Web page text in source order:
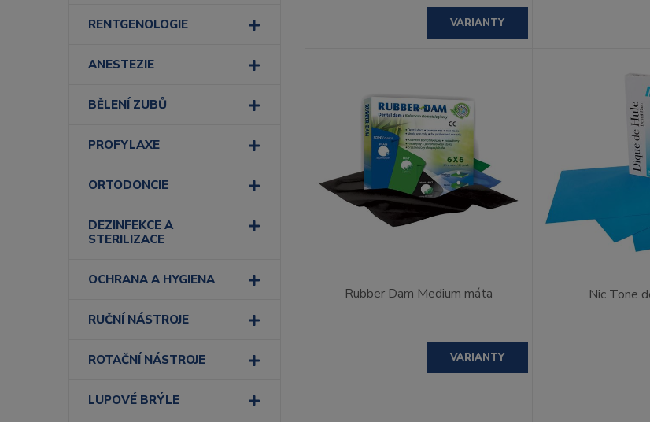
RENTGENOLOGIE
ANESTEZIE
BĚLENÍ ZUBŮ
PROFYLAXE
ORTODONCIE
DEZINFEKCE A
STERILIZACE
OCHRANA A HYGIENA
RUČNÍ NÁSTROJE
ROTAČNÍ NÁSTROJE
LUPOVÉ BRÝLE
VARIANTY
Rubber Dam Medium máta
VARIANTY
Nic Tone